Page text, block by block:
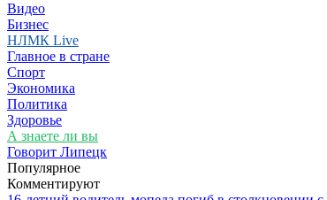
Видео
Бизнес
НЛМК Live
Главное в стране
Спорт
Экономика
Политика
Здоровье
А знаете ли вы
Говорит Липецк
Популярное
Комментируют